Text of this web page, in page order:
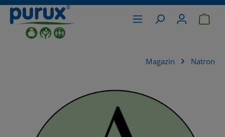
springen
Magazin Natron